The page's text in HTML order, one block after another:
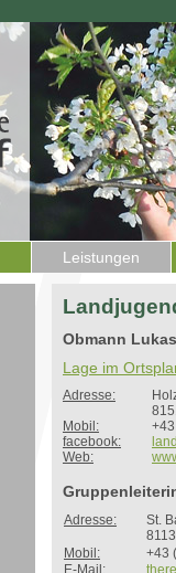
Leistungen
Obmann
Lage im
Adresse:
Mobil:
facebook:
Web:
Adresse:
St.
Mobil:
+43
E-Mail: